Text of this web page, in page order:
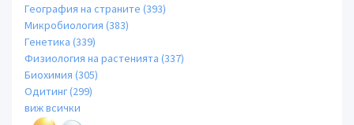
География на страните (393)
Микробиология (383)
Генетика (339)
Физиология на растенията (337)
Биохимия (305)
Одитинг (299)
виж всички